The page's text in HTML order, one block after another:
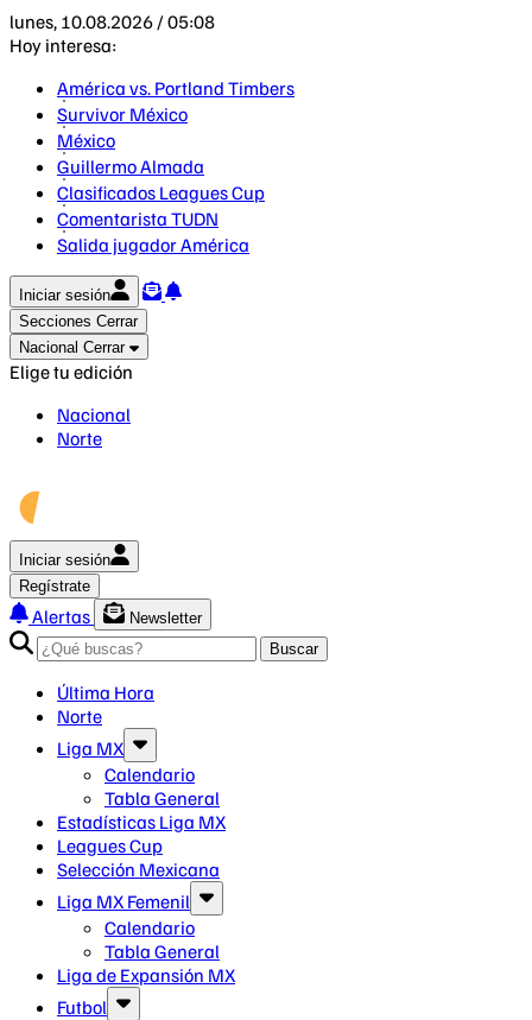
lunes, 10.08.2026 / 05:08
Hoy interesa:
América vs. Portland Timbers
Survivor México
México
Guillermo Almada
Clasificados Leagues Cup
Comentarista TUDN
Salida jugador América
Iniciar sesión
Secciones Cerrar
Nacional Cerrar
Elige tu edición
Nacional
Norte
Iniciar sesión
Regístrate
Alertas
Newsletter
Buscar
Última Hora
Norte
Liga MX
Calendario
Tabla General
Estadísticas Liga MX
Leagues Cup
Selección Mexicana
Liga MX Femenil
Calendario
Tabla General
Liga de Expansión MX
Futbol